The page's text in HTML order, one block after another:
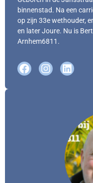
binnenstad. Na een
op zijn 33e wethouder,
en later Joure. Nu is
Arnhem6811.